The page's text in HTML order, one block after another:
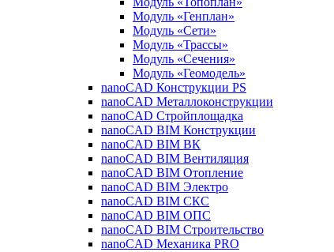
Модуль «Генплан»
Модуль «Сети»
Модуль «Трассы»
Модуль «Сечения»
Модуль «Геомодель»
nanoCAD Конструкции PS
nanoCAD Металлоконструкции
nanoCAD Стройплощадка
nanoCAD BIM Конструкции
nanoCAD BIM ВК
nanoCAD BIM Вентиляция
nanoCAD BIM Отопление
nanoCAD BIM Электро
nanoCAD BIM СКС
nanoCAD BIM ОПС
nanoCAD BIM Строительство
nanoCAD Механика PRO